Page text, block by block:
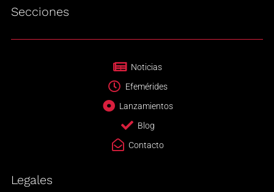
Secciones
Noticias
Efemérides
Lanzamientos
Blog
Contacto
Legales